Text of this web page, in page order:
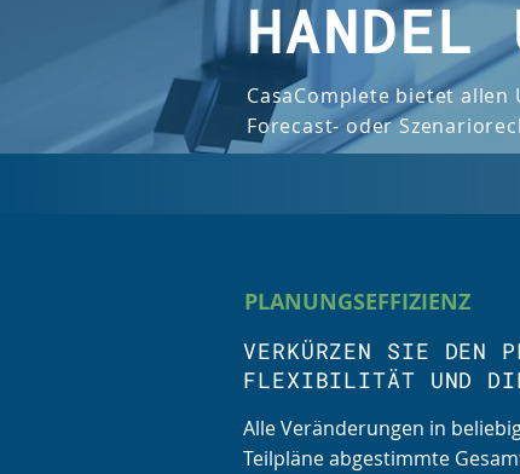
CasaComplete bietet
Forecast- oder
PLANUNGSEFFIZIENZ
VERKÜRZEN SIE DEN
FLEXIBILITÄT UND
Alle Veränderungen in
Teilpläne abgestimmte